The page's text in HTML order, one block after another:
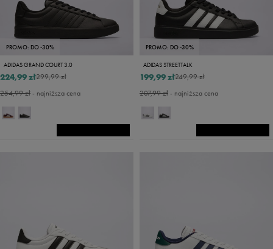
PROMO: DO -30%
ADIDAS GRAND COURT 3.0
299,99 zł
224,99 zł
254,99 zł- najniższa cena
PROMO: DO -30%
ADIDAS STREETTALK
249,99 zł
199,99 zł
207,99 zł- najniższa cena